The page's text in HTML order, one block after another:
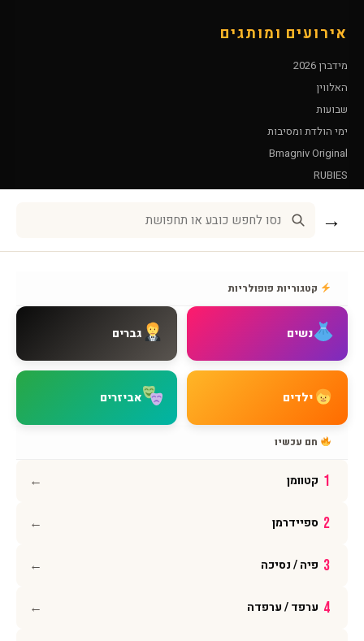
אירועים ומותגים
מידברן 2026
האלווין
שבועות
ימי הולדת ומסיבות
Bmagniv Original
RUBIES
צור קשר
שאלות נפוצות
מדיניות משלוחים
מדיניות החזרות
מדיניות פרטיות
פייסבוק
וואטסאפ
→
קטגוריות פופולריות
נשים גברים
ילדים אביזרים
חם עכשיו
1 קטוומן ←
2 ספיידרמן ←
3 פיה / נסיכה ←
4 ערפד / ערפדה ←